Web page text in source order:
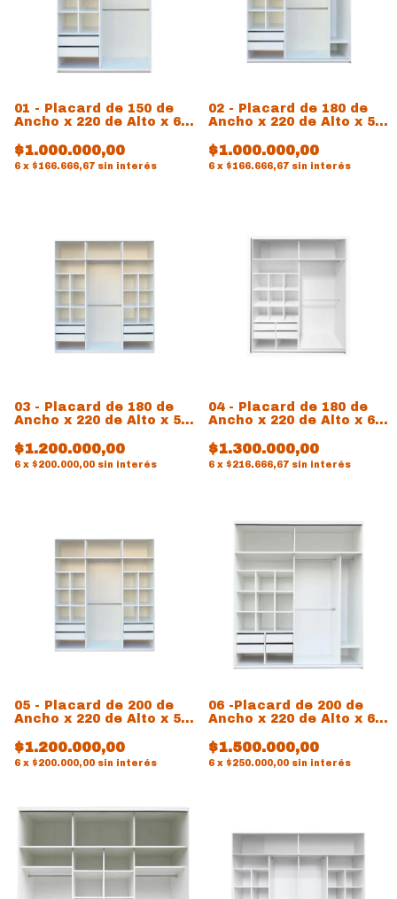
01 - Placard de 150 de
Ancho x 220 de Alto x 60
$1.000.000,00
6 x $166.666,67 sin interés
02 - Placard de 180 de
Ancho x 220 de Alto x 54
$1.000.000,00
6 x $166.666,67 sin interés
03 - Placard de 180 de
Ancho x 220 de Alto x 54
$1.200.000,00
6 x $200.000,00 sin interés
04 - Placard de 180 de
Ancho x 220 de Alto x 60
$1.300.000,00
6 x $216.666,67 sin interés
05 - Placard de 200 de
Ancho x 220 de Alto x 54
$1.200.000,00
6 x $200.000,00 sin interés
06 -Placard de 200 de
Ancho x 220 de Alto x 60
$1.500.000,00
6 x $250.000,00 sin interés